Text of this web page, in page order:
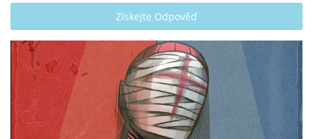
Získejte Odpověď